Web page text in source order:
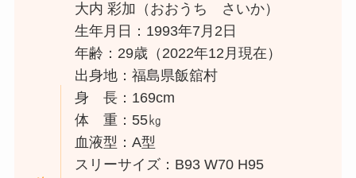
大内 彩加（おおうち さいか）
生年月日：1993年7月2日
年齢：29歳（2022年12月現在）
出身地：福島県飯舘村
身 長：169cm
体 重：55㎏
血液型：A型
スリーサイズ：B93 W70 H95